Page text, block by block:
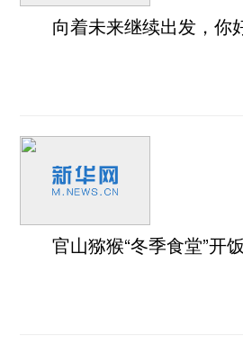
向着未来继续出发，你
官山猕猴“冬季食堂”开